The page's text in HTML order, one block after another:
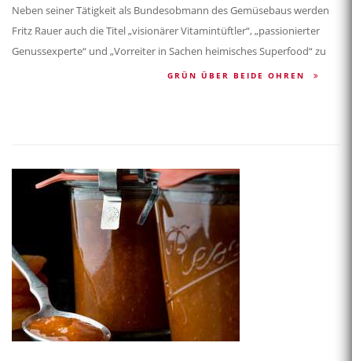
Neben seiner Tätigkeit als Bundesobmann des Gemüsebaus werden
Fritz Rauer auch die Titel „visionärer Vitamintüftler“, „passionierter
Genussexperte“ und „Vorreiter in Sachen heimisches Superfood“ zu
GRÜN ÜBER BEIDE OHREN